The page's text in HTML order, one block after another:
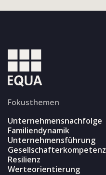
Fokusthemen
Unternehmensnachfolge
Familiendynamik
Unternehmensführung
Gesellschafterkompetenz
Resilienz
Werteorientierung